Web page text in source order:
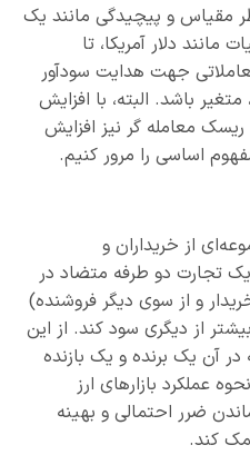
مقیاس و پیچیدگی مانند یک
مانند دلار آمریکا، تا
جهت هدایت سودآور
باشد. البته، با افزایش
معامله گر نیز افزایش
اساسی را مرور کنیم.
از خریداران و
تجارت دو طرفه متضاد در
و از سوی دیگر فروشنده)
از دیگری سود کند. از این
آن یک برنده و یک بازنده
عملکرد بازارهای ارز
ضرر احتمالی و بهینه
کند.